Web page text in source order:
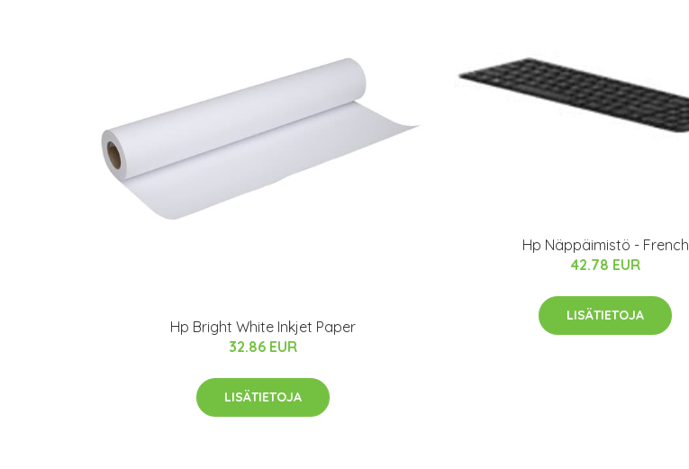
Hp Bright White Inkjet Paper
32.86 EUR
LISÄTIETOJA
Hp Näppäimistö - French
42.78 EUR
LISÄTIETOJA